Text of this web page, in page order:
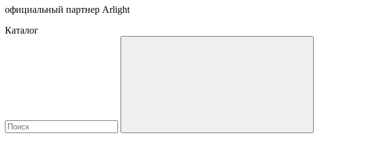
официальный партнер Arlight
Каталог